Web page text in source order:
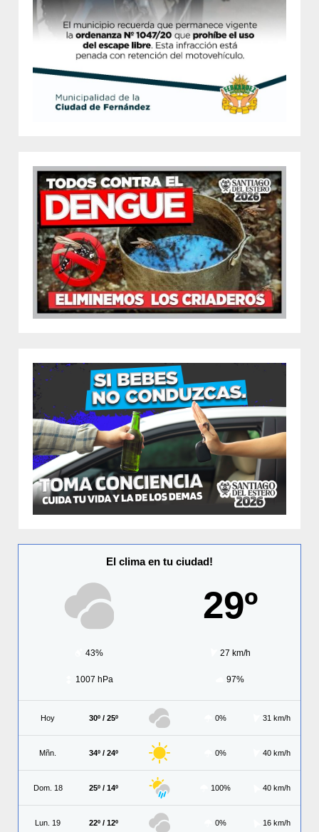
El clima en tu ciudad!
29º
43% 27 km/h
1007 hPa 97%
Hoy 30º / 25º 0% 31 km/h
Mñn. 34º / 24º 0% 40 km/h
Dom. 18 25º / 14º 100% 40 km/h
Lun. 19 22º / 12º 0% 16 km/h